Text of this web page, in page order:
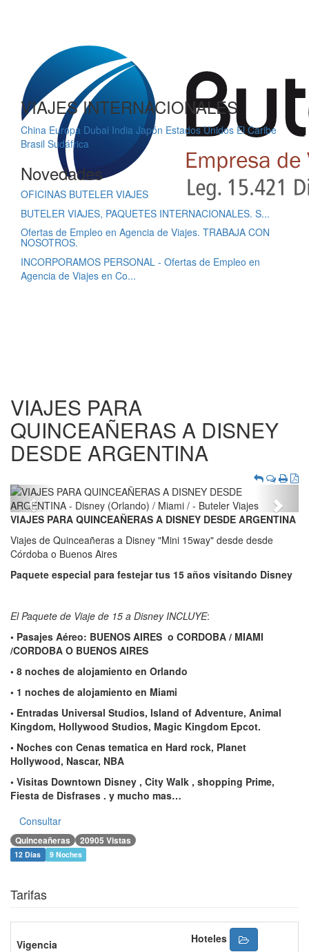
VIAJES INTERNACIONALES
China Europa Dubai India Japón Estados Unidos El Caribe
Brasil Sudáfrica
Novedades
OFICINAS BUTELER VIAJES
BUTELER VIAJES, PAQUETES INTERNACIONALES. S...
Ofertas de Empleo en Agencia de Viajes. TRABAJA CON
NOSOTROS.
INCORPORAMOS PERSONAL - Ofertas de Empleo en
Agencia de Viajes en Co...
VIAJES PARA
QUINCEAÑERAS A DISNEY
DESDE ARGENTINA
Previous
VIAJES PARA QUINCEAÑERAS A DISNEY DESDE ARGENTINA
Viajes de Quinceañeras a Disney "Mini 15way" desde desde
Córdoba o Buenos Aires
Paquete especial para festejar tus 15 años visitando Disney
El Paquete de Viaje de 15 a Disney INCLUYE:
• Pasajes Aéreo: BUENOS AIRES o CORDOBA / MIAMI
/CORDOBA O BUENOS AIRES
• 8 noches de alojamiento en Orlando
• 1 noches de alojamiento en Miami
• Entradas Universal Studios, Island of Adventure, Animal
Kingdom, Hollywood Studios, Magic Kingdom Epcot.
• Noches con Cenas tematica en Hard rock, Planet
Hollywood, Nascar, NBA
• Visitas Downtown Disney , City Walk , shopping Prime,
Fiesta de Disfrases . y mucho mas…
Consultar
Quinceañeras 20905 Vistas
12 Días 9 Noches
Tarifas
Vigencia Hoteles